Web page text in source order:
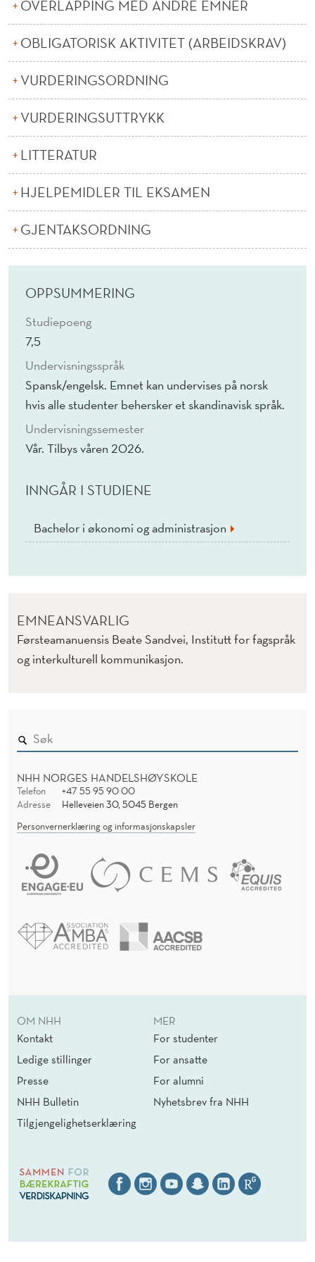
OVERLAPPING MED ANDRE EMNER
OBLIGATORISK AKTIVITET (ARBEIDSKRAV)
VURDERINGSORDNING
VURDERINGSUTTRYKK
LITTERATUR
HJELPEMIDLER TIL EKSAMEN
GJENTAKSORDNING
OPPSUMMERING
Studiepoeng
7,5
Undervisningsspråk
Spansk/engelsk. Emnet kan undervises på norsk
hvis alle studenter behersker et skandinavisk språk.
Undervisningssemester
Vår. Tilbys våren 2026.
INNGÅR I STUDIENE
Bachelor i økonomi og administrasjon
EMNEANSVARLIG
Førsteamanuensis Beate Sandvei, Institutt for fagspråk
og interkulturell kommunikasjon.
NHH NORGES HANDELSHØYSKOLE
Telefon
+47 55 95 90 00
Adresse
Helleveien 30, 5045 Bergen
Personvernerklæring og informasjonskapsler
OM NHH
Kontakt
Ledige stillinger
Presse
NHH Bulletin
Tilgjengelighetserklæring
MER
For studenter
For ansatte
For alumni
Nyhetsbrev fra NHH